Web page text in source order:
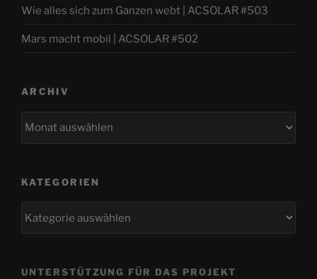
Wie alles sich zum Ganzen webt | ACSOLAR #503
Mars macht mobil | ACSOLAR #502
ARCHIV
KATEGORIEN
UNTERSTÜTZUNG FÜR DAS PROJEKT